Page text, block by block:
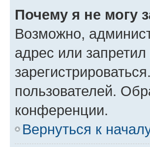
Почему я не могу
Возможно,
адрес или
пользователей.
конференции.
Вернуться к